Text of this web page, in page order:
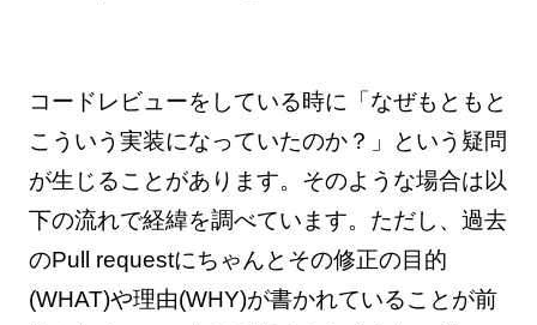
コードレビューをしている時に「なぜもともと
こういう実装になっていたのか？」という疑問
が生じることがあります。そのような場合は以
下の流れで経緯を調べています。ただし、過去
のPull requestにちゃんとその修正の目的
(WHAT)や理由(WHY)が書かれていることが前